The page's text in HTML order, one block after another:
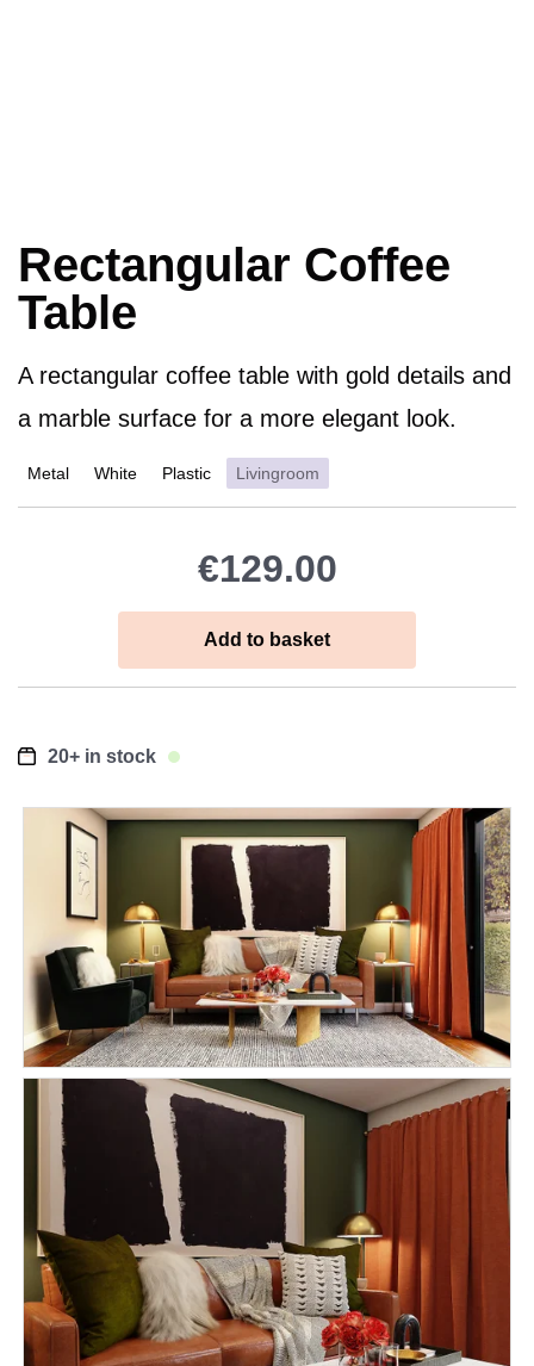
Rectangular Coffee
Table
A rectangular coffee table with gold details and
a marble surface for a more elegant look.
Metal White Plastic Livingroom
€129.00
Add to basket
20+ in stock